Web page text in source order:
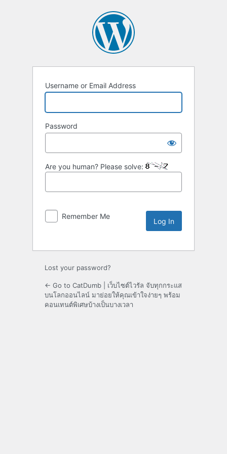
Username or Email Address
Password
Are you human? Please solve:
Remember Me
Lost your password?
← Go to CatDumb | เว็บไซต์ไวรัล จับทุกกระแส
บนโลกออนไลน์ มาย่อยให้คุณเข้าใจง่ายๆ พร้อม
คอนเทนต์พิเศษบ้างเป็นบางเวลา